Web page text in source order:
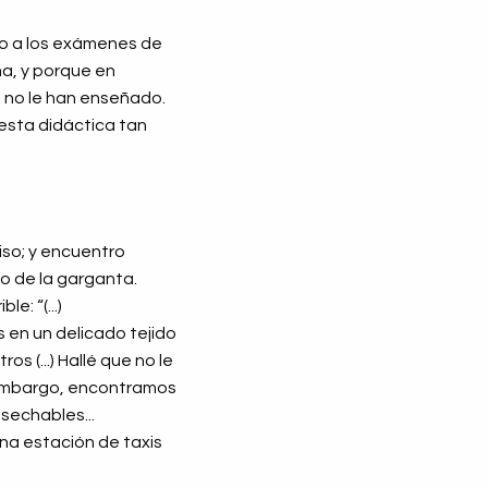
a los exámenes de
y porque en
le han enseñado.
didáctica tan
y encuentro
de la garganta.
“(...)
en un delicado tejido
(...) Hallé que no le
encontramos
estación de taxis